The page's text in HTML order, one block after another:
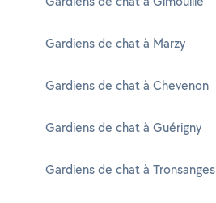
Gardiens de chat à Marzy
Gardiens de chat à Chevenon
Gardiens de chat à Guérigny
Gardiens de chat à Tronsanges